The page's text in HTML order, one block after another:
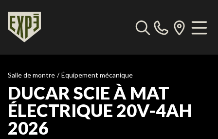
Salle de montre / Équipement mécanique
DUCAR SCIE À MAT
ÉLECTRIQUE 20V-4AH
2026